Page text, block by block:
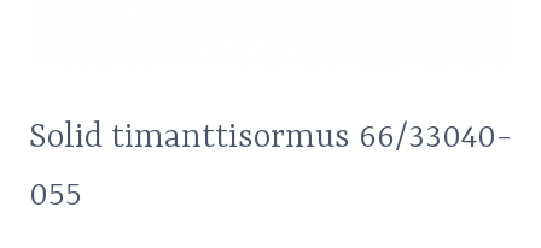
Solid timanttisormus 66/33040-
055